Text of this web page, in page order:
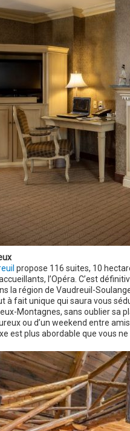
propose 116 suites, 10
l’Opéra. C’est
la région de Vaudreuil-
à fait unique qui saura vous
Montagnes, sans oublier sa
ou d’un weekend entre
est plus abordable que vous